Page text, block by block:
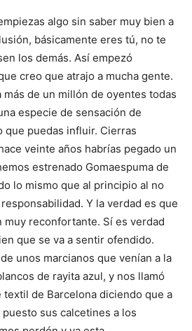
algo sin saber muy bien a
básicamente eres tú, no te
los demás. Así empezó
creo que atrajo a mucha gente.
más de un millón de oyentes todas
especie de sensación de
que puedas influir. Cierras
veinte años habrías pegado un
estrenado Gomaespuma de
lo mismo que al principio al no
Y la verdad es que
muy reconfortante. Sí es verdad
que se va a sentir ofendido.
unos marcianos que venían a la
de rayita azul, y nos llamó
textil de Barcelona diciendo que a
sus calcetines a los